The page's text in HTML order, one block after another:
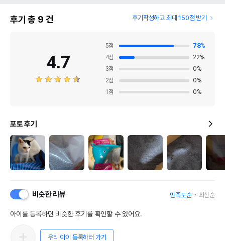
후기 총 9 건 후기작성하고 최대 150점 받기
4.7
5점 78%
4점 22%
3점 0%
2점 0%
1 점 0%
포토 후기
비슷한 리뷰 만족도순 최신순
아이를 등록하면 비슷한 후기를 확인할 수 있어요.
우리 아이 등록하러 가기